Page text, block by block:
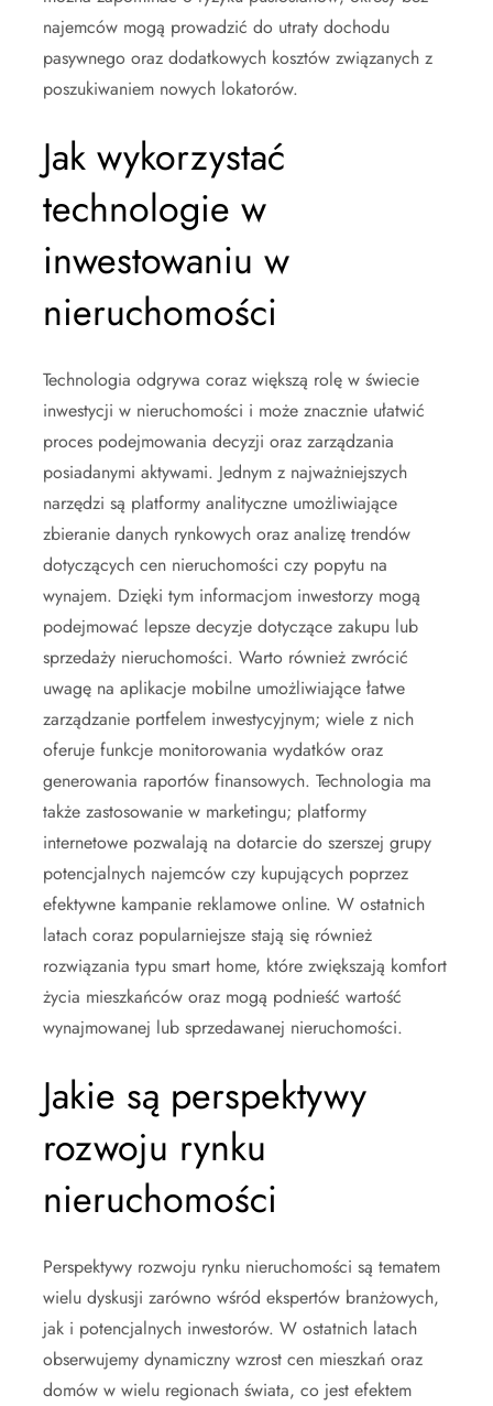
najemców mogą prowadzić do utraty dochodu
pasywnego oraz dodatkowych kosztów związanych z
poszukiwaniem nowych lokatorów.
Jak wykorzystać
technologie w
inwestowaniu w
nieruchomości
Technologia odgrywa coraz większą rolę w świecie
inwestycji w nieruchomości i może znacznie ułatwić
proces podejmowania decyzji oraz zarządzania
posiadanymi aktywami. Jednym z najważniejszych
narzędzi są platformy analityczne umożliwiające
zbieranie danych rynkowych oraz analizę trendów
dotyczących cen nieruchomości czy popytu na
wynajem. Dzięki tym informacjom inwestorzy mogą
podejmować lepsze decyzje dotyczące zakupu lub
sprzedaży nieruchomości. Warto również zwrócić
uwagę na aplikacje mobilne umożliwiające łatwe
zarządzanie portfelem inwestycyjnym; wiele z nich
oferuje funkcje monitorowania wydatków oraz
generowania raportów finansowych. Technologia ma
także zastosowanie w marketingu; platformy
internetowe pozwalają na dotarcie do szerszej grupy
potencjalnych najemców czy kupujących poprzez
efektywne kampanie reklamowe online. W ostatnich
latach coraz popularniejsze stają się również
rozwiązania typu smart home, które zwiększają komfort
życia mieszkańców oraz mogą podnieść wartość
wynajmowanej lub sprzedawanej nieruchomości.
Jakie są perspektywy
rozwoju rynku
nieruchomości
Perspektywy rozwoju rynku nieruchomości są tematem
wielu dyskusji zarówno wśród ekspertów branżowych,
jak i potencjalnych inwestorów. W ostatnich latach
obserwujemy dynamiczny wzrost cen mieszkań oraz
domów w wielu regionach świata, co jest efektem